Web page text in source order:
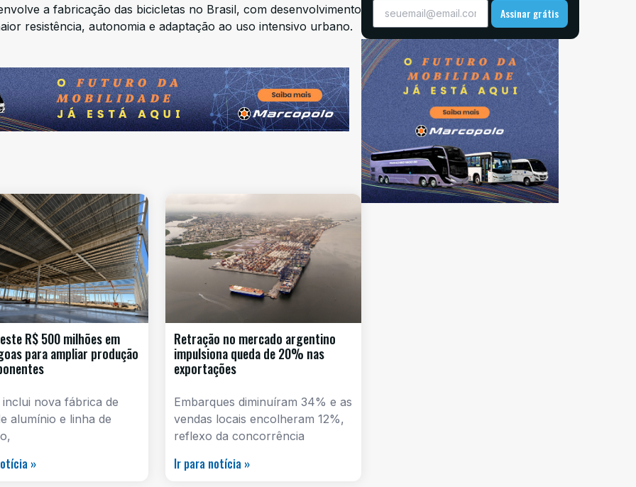
a fabricação das bicicletas no Brasil, com desenvolvimento
resistência, autonomia e adaptação ao uso intensivo urbano.
R$ 500 milhões em
para ampliar produção
nova fábrica de
alumínio e linha de
»
Retração no mercado argentino
impulsiona queda de 20% nas
exportações
Embarques diminuíram 34% e as
vendas locais encolheram 12%,
reflexo da concorrência
Ir para notícia »
Assinar grátis